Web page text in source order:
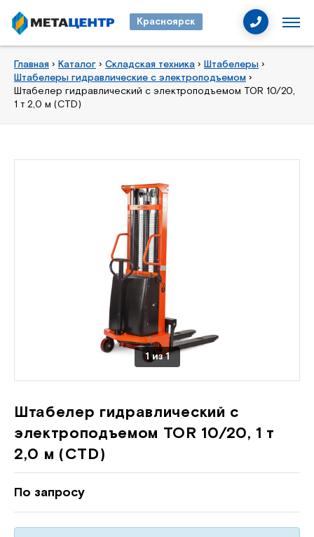
Красноярск
Главная › Каталог › Складская техника › Штабелеры ›
Штабелеры гидравлические с электроподъемом ›
Штабелер гидравлический с электроподъемом TOR 10/20,
1 т 2,0 м (CTD)
1из1
Штабелер гидравлический с
электроподъемом TOR 10/20, 1 т
2,0 м (CTD)
По запросу